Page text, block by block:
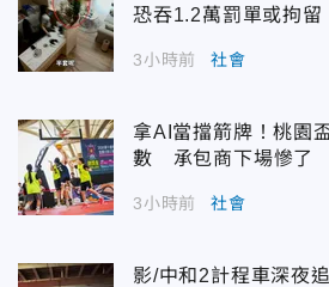
恐吞1.2萬罰單或拘留
3小時前 社會
拿AI當擋箭牌！桃園
數 承包商下場慘了
3小時前 社會
影/中和2計程車深夜